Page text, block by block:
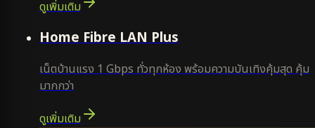
ดูเพิ่มเติม
Home Fibre LAN Plus
เน็ตบ้านแรง 1 Gbps ทั่วทุกห้อง พร้อมความบันเทิงคุ้มสุด คุ้ม
มากกว่า
ดูเพิ่มเติม